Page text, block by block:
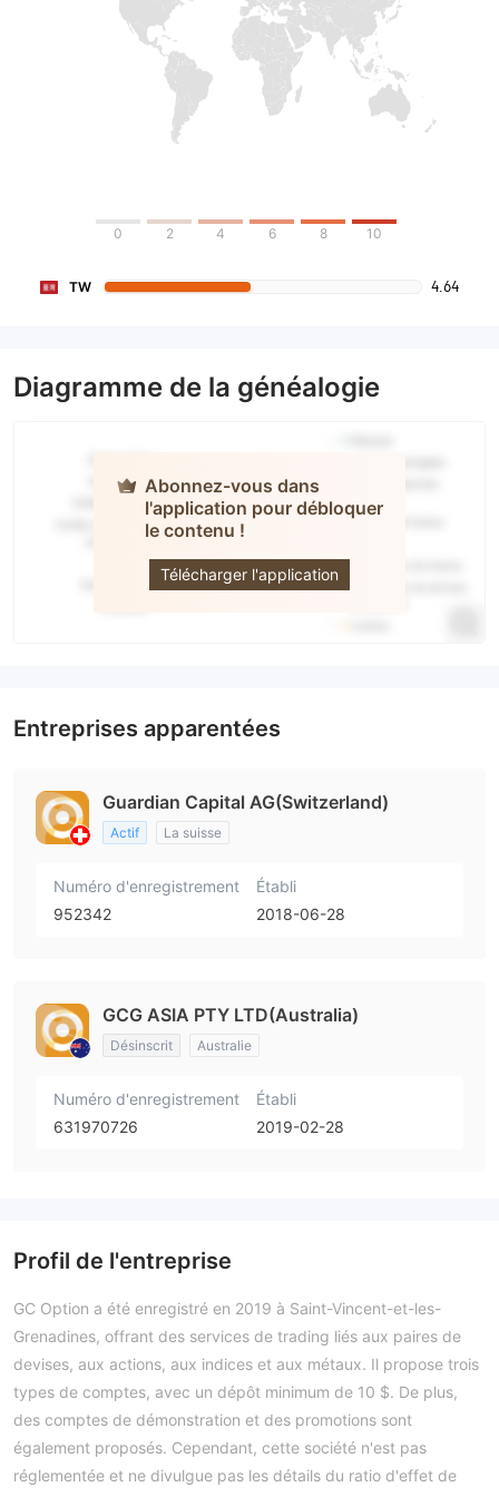
0 2 4 6 8 10
TW 4.64
Diagramme de la généalogie
Abonnez-vous dans
l'application pour débloquer
le contenu !
Télécharger l'application
GCG ASIA
Entreprises apparentées
Guardian Capital AG(Switzerland)
Actif La suisse
Numéro d'enregistrement
952342
Établi
2018-06-28
GCG ASIA PTY LTD(Australia)
Désinscrit Australie
Numéro d'enregistrement
631970726
Établi
2019-02-28
Profil de l'entreprise
GC Option a été enregistré en 2019 à Saint-Vincent-et-les-
Grenadines, offrant des services de trading liés aux paires de
devises, aux actions, aux indices et aux métaux. Il propose trois
types de comptes, avec un dépôt minimum de 10 $. De plus,
des comptes de démonstration et des promotions sont
également proposés. Cependant, cette société n'est pas
réglementée et ne divulgue pas les détails du ratio d'effet de